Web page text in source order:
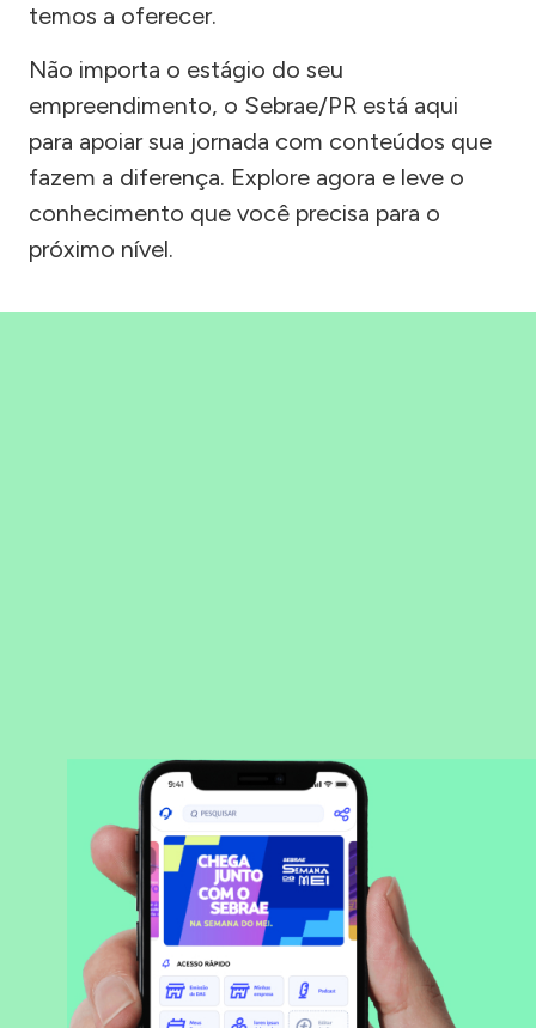
temos a oferecer.
Não importa o estágio do seu
empreendimento, o Sebrae/PR está aqui
para apoiar sua jornada com conteúdos que
fazem a diferença. Explore agora e leve o
conhecimento que você precisa para o
próximo nível.